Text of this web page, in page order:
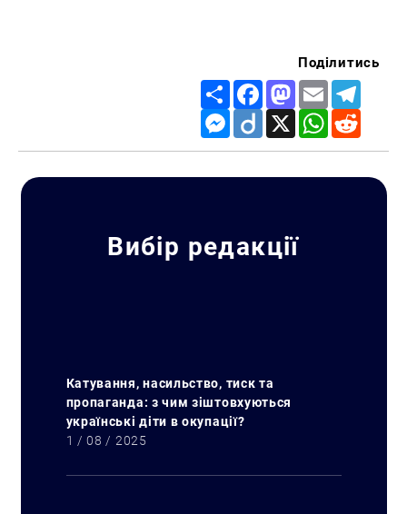
Поділитись
Share FacebookMastodon
Email
Messenger
Diigo X WhatsApp
Вибір редакції
Катування, насильство, тиск та
пропаганда: з чим зіштовхуються
українські діти в окупації?
1 / 08 / 2025